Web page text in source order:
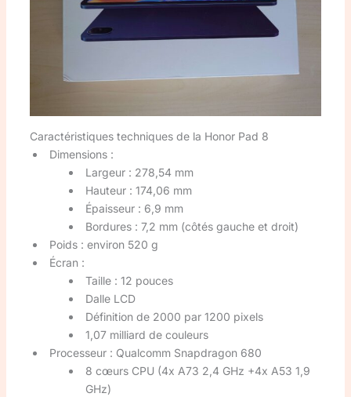
Caractéristiques techniques de la Honor Pad 8
Dimensions :
Largeur : 278,54 mm
Hauteur : 174,06 mm
Épaisseur : 6,9 mm
Bordures : 7,2 mm (côtés gauche et droit)
Poids : environ 520 g
Écran :
Taille : 12 pouces
Dalle LCD
Définition de 2000 par 1200 pixels
1,07 milliard de couleurs
Processeur : Qualcomm Snapdragon 680
8 cœurs CPU (4x A73 2,4 GHz +4x A53 1,9
GHz)